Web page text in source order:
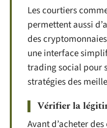
Les courtiers
permettent aussi
des
une interface
trading social pour
stratégies des
Vérifier la
Avant d’acheter